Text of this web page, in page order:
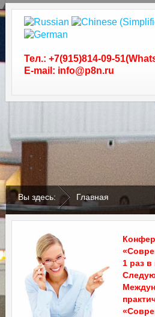
Тел.: +7(915)814-09-
E-mail: info@p8n.ru
Вы здесь: Главная
1 раз в